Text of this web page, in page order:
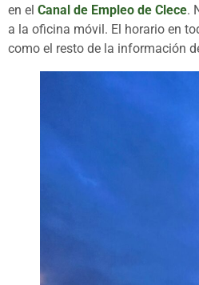
en el Canal de Empleo de Clece.
a la oficina móvil. El horario en
como el resto de la información